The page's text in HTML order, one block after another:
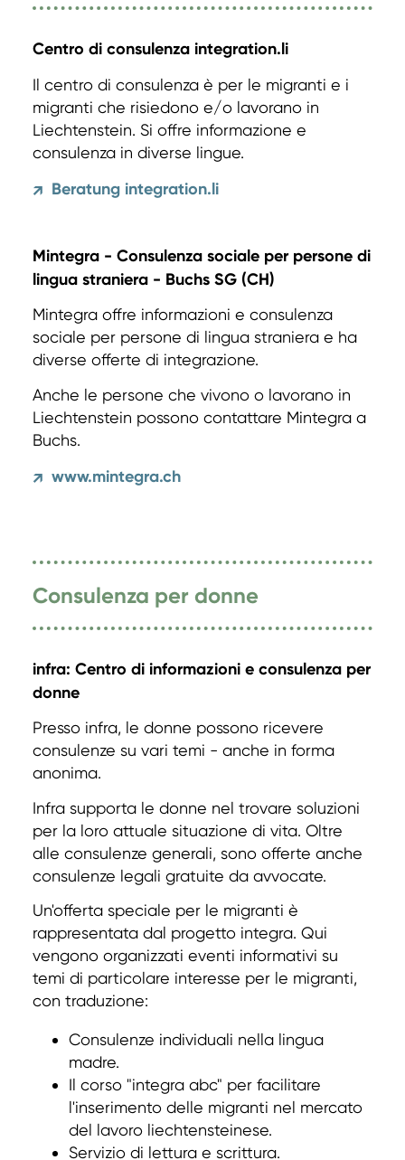
Centro di consulenza integration.li
Il centro di consulenza è per le migranti e i
migranti che risiedono e/o lavorano in
Liechtenstein. Si offre informazione e
consulenza in diverse lingue.
↗ Beratung integration.li
Mintegra - Consulenza sociale per persone di
lingua straniera - Buchs SG (CH)
Mintegra offre informazioni e consulenza
sociale per persone di lingua straniera e ha
diverse offerte di integrazione.
Anche le persone che vivono o lavorano in
Liechtenstein possono contattare Mintegra a
Buchs.
↗ www.mintegra.ch
Consulenza per donne
infra: Centro di informazioni e consulenza per
donne
Presso infra, le donne possono ricevere
consulenze su vari temi - anche in forma
anonima.
Infra supporta le donne nel trovare soluzioni
per la loro attuale situazione di vita. Oltre
alle consulenze generali, sono offerte anche
consulenze legali gratuite da avvocate.
Un'offerta speciale per le migranti è
rappresentata dal progetto integra. Qui
vengono organizzati eventi informativi su
temi di particolare interesse per le migranti,
con traduzione:
Consulenze individuali nella lingua
madre.
Il corso "integra abc" per facilitare
l'inserimento delle migranti nel mercato
del lavoro liechtensteinese.
Servizio di lettura e scrittura.